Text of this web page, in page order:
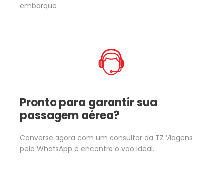
embarque.
Pronto para garantir sua
passagem aérea?
Converse agora com um consultor da TZ Viagens
pelo WhatsApp e encontre o voo ideal.